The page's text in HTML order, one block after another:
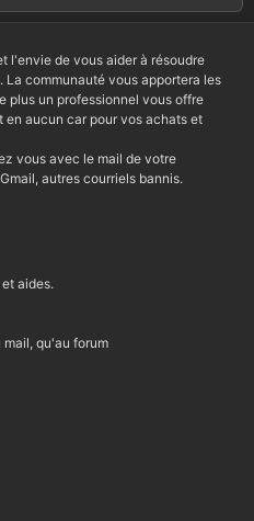
l'envie de vous aider à résoudre
communauté vous apportera les
plus un professionnel vous offre
en aucun car pour vos achats et
vous avec le mail de votre
autres courriels bannis.
aides.
qu'au forum